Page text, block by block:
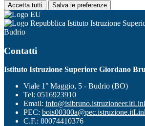
Accetta tutti Salva le preferenze
Istituto Istruzione
Budrio
Contatti
Istituto Istruzione Superiore Giordano
Viale 1° Maggio, 5 - Budrio (BO)
Tel: 0516923910
Email: info@isibruno.istruzioneer.it
PEC: bois00300a@pec.istruzione.it
C.F.: 80074410376